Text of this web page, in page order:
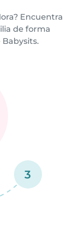
Encuentra
de forma
Babysits.
3